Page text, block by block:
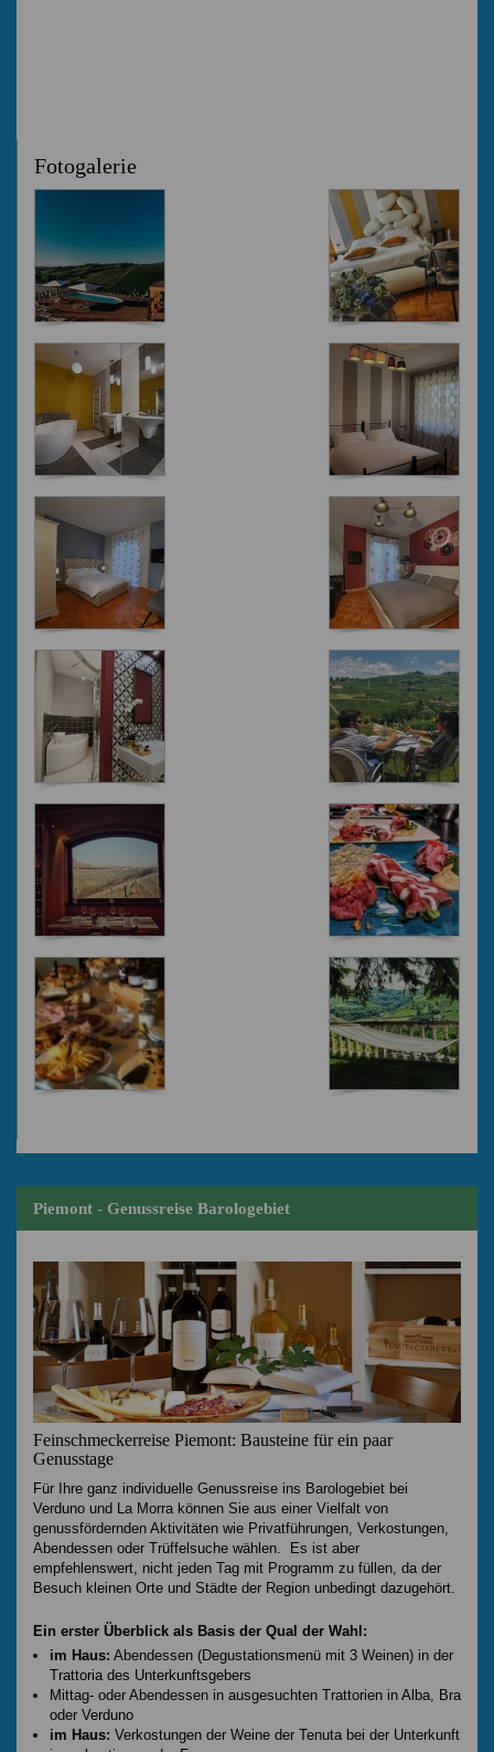
Fotogalerie
Piemont - Genussreise Barologebiet
Feinschmeckerreise Piemont: Bausteine für ein paar
Genusstage
Für Ihre ganz individuelle Genussreise ins Barologebiet bei
Verduno und La Morra können Sie aus einer Vielfalt von
genussfördernden Aktivitäten wie Privatführungen, Verkostungen,
Abendessen oder Trüffelsuche wählen. Es ist aber
empfehlenswert, nicht jeden Tag mit Programm zu füllen, da der
Besuch kleinen Orte und Städte der Region unbedingt dazugehört.
Ein erster Überblick als Basis der Qual der Wahl:
im Haus: Abendessen (Degustationsmenü mit 3 Weinen) in der
Trattoria des Unterkunftsgebers
Mittag- oder Abendessen in ausgesuchten Trattorien in Alba, Bra
oder Verduno
im Haus: Verkostungen der Weine der Tenuta bei der Unterkunft